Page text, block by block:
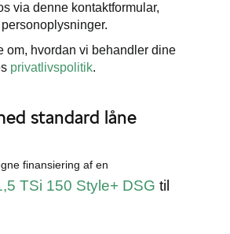
via denne kontaktformular,
om, hvordan vi behandler dine
privatlivspolitik.
standard låne
finansiering af en
TSi 150 Style+ DSG til